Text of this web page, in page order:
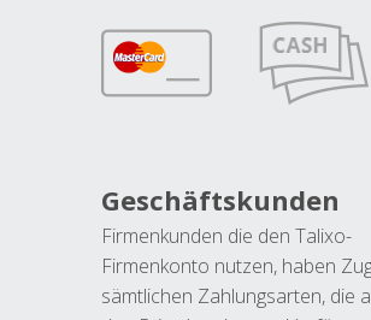
Geschäftskunden
Firmenkunden die den Talixo-
Firmenkonto nutzen, haben
sämtlichen Zahlungsarten, die